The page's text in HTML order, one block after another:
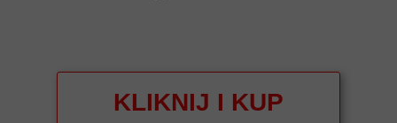
KLIKNIJ I KUP